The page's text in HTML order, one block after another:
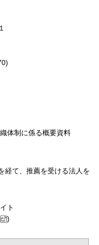
体制に係る概要資料
経て、推薦を受ける法人を
ト
)